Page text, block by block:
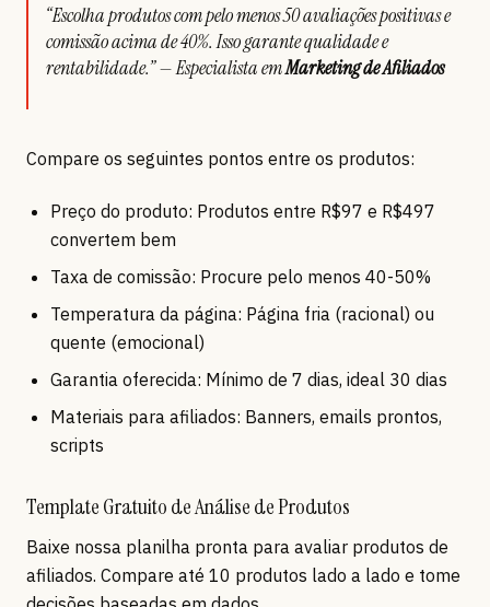
“Escolha produtos com pelo menos 50 avaliações positivas e
comissão acima de 40%. Isso garante qualidade e
rentabilidade.” — Especialista emMarketing de Afiliados
Compare os seguintes pontos entre os produtos:
Preço do produto: Produtos entre R$97 e R$497
convertem bem
Taxa de comissão: Procure pelo menos 40-50%
Temperatura da página: Página fria (racional) ou
quente (emocional)
Garantia oferecida: Mínimo de 7 dias, ideal 30 dias
Materiais para afiliados: Banners, emails prontos,
scripts
Template Gratuito de Análise de Produtos
Baixe nossa planilha pronta para avaliar produtos de
afiliados. Compare até 10 produtos lado a lado e tome